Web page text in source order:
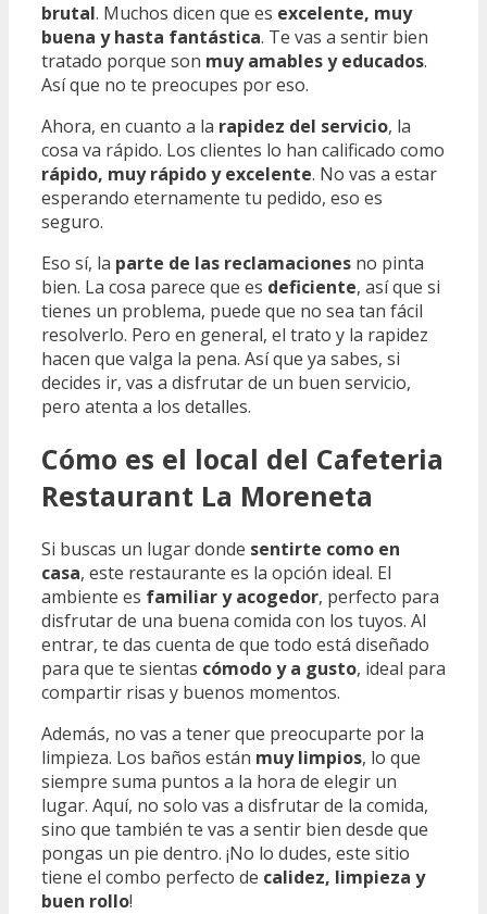
brutal. Muchos dicen que es excelente, muy
buena y hasta fantástica. Te vas a sentir bien
tratado porque son muy amables y educados.
Así que no te preocupes por eso.
Ahora, en cuanto a la rapidez del servicio, la
cosa va rápido. Los clientes lo han calificado como
rápido, muy rápido y excelente. No vas a estar
esperando eternamente tu pedido, eso es
seguro.
Eso sí, la parte de las reclamaciones no pinta
bien. La cosa parece que es deficiente, así que si
tienes un problema, puede que no sea tan fácil
resolverlo. Pero en general, el trato y la rapidez
hacen que valga la pena. Así que ya sabes, si
decides ir, vas a disfrutar de un buen servicio,
pero atenta a los detalles.
Cómo es el local del Cafeteria
Restaurant La Moreneta
Si buscas un lugar donde sentirte como en
casa, este restaurante es la opción ideal. El
ambiente es familiar y acogedor, perfecto para
disfrutar de una buena comida con los tuyos. Al
entrar, te das cuenta de que todo está diseñado
para que te sientas cómodo y a gusto, ideal para
compartir risas y buenos momentos.
Además, no vas a tener que preocuparte por la
limpieza. Los baños están muy limpios, lo que
siempre suma puntos a la hora de elegir un
lugar. Aquí, no solo vas a disfrutar de la comida,
sino que también te vas a sentir bien desde que
pongas un pie dentro. ¡No lo dudes, este sitio
tiene el combo perfecto de calidez, limpieza y
buen rollo!